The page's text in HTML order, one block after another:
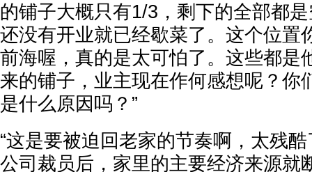
的铺子大概只有1/3，剩下的全部都
还没有开业就已经歇菜了。这个位置
前海喔，真的是太可怕了。这些都是
来的铺子，业主现在作何感想呢？你
是什么原因吗？”
“这是要被迫回老家的节奏啊，太残
公司裁员后，家里的主要经济来源就